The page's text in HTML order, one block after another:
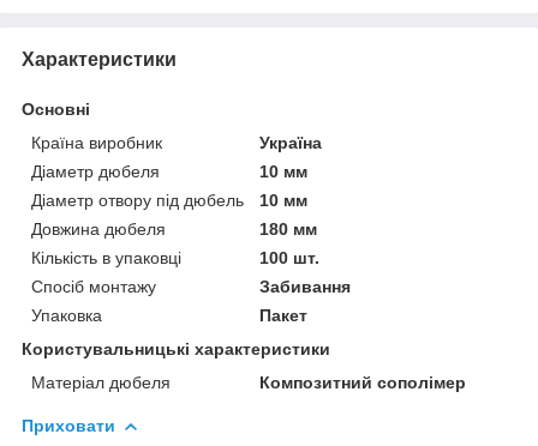
Характеристики
Основні
Країна виробник
Україна
Діаметр дюбеля
10 мм
Діаметр отвору під дюбель
10 мм
Довжина дюбеля
180 мм
Кількість в упаковці
100 шт.
Спосіб монтажу
Забивання
Упаковка
Пакет
Користувальницькі характеристики
Матеріал дюбеля
Композитний сополімер
Приховати